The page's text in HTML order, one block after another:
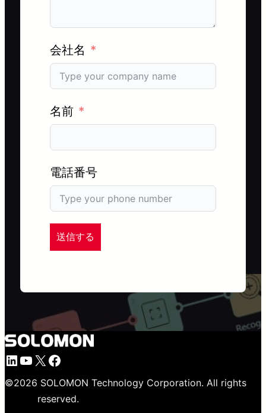
会社名
名前
電話番号
送信する
LinkedIn
YouTube
X Facebook
©2026 SOLOMON Technology Corporation. All rights
reserved.